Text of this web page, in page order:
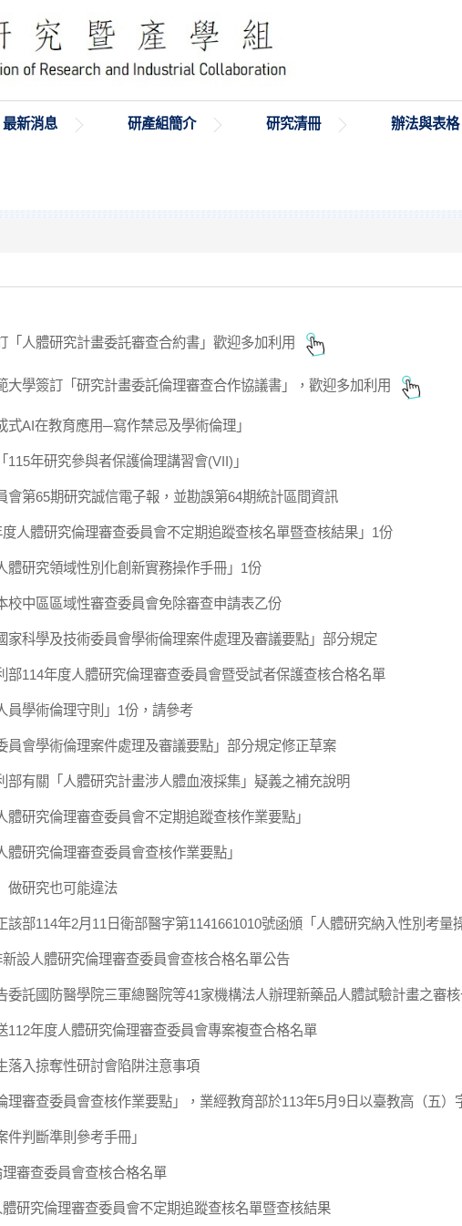
最新消息 研產組簡介 研究清冊 辦法與表格
「人體研究計畫委託審查合約書」歡迎多加利用
大學簽訂「研究計畫委託倫理審查合作協議書」，歡迎多加利用
式AI在教育應用─寫作禁忌及學術倫理」
115年研究參與者保護倫理講習會(VII)」
會第65期研究誠信電子報，並勘誤第64期統計區間資訊
人體研究倫理審查委員會不定期追蹤查核名單暨查核結果」1份
體研究領域性別化創新實務操作手冊」1份
校中區區域性審查委員會免除審查申請表乙份
家科學及技術委員會學術倫理案件處理及審議要點」部分規定
部114年度人體研究倫理審查委員會暨受試者保護查核合格名單
員學術倫理守則」1份，請參考
員會學術倫理案件處理及審議要點」部分規定修正草案
部有關「人體研究計畫涉人體血液採集」疑義之補充說明
體研究倫理審查委員會不定期追蹤查核作業要點」
體研究倫理審查委員會查核作業要點」
做研究也可能違法
該部114年2月11日衛部醫字第1141661010號函頒「人體研究納入性別考量
設人體研究倫理審查委員會查核合格名單公告
委託國防醫學院三軍總醫院等41家機構法人辦理新藥品人體試驗計畫之審
112年度人體研究倫理審查委員會專案複查合格名單
落入掠奪性研討會陷阱注意事項
理審查委員會查核作業要點」，業經教育部於113年5月9日以臺教高（五）
判斷準則參考手冊」
審查委員會查核合格名單
研究倫理審查委員會不定期追蹤查核名單暨查核結果